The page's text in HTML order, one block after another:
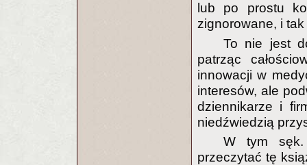
lub po prostu
zignorowane, i
To nie jest
patrząc
innowacji w
interesów, ale
dziennikarze i
niedźwiedzią
W tym
przeczytać tę